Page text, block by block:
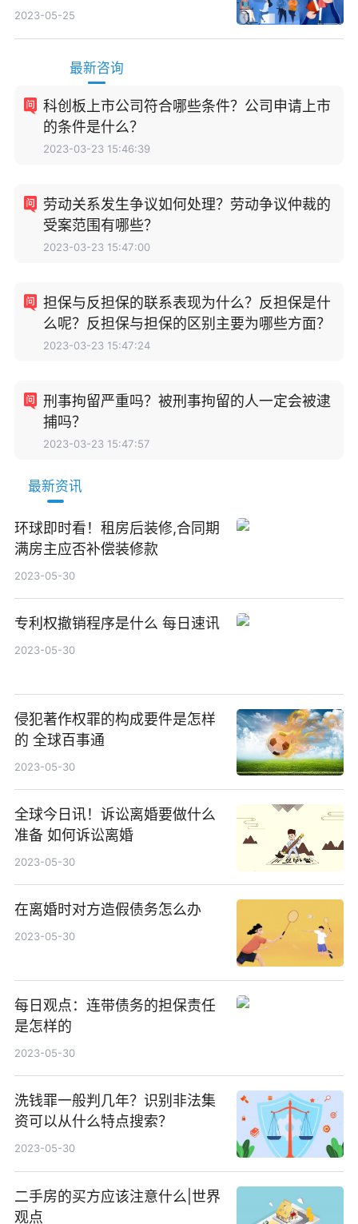
条件是什么？
2023-05-25
最新咨询
科创板上市公司符合哪些条件？公司申请上市
的条件是什么？
2023-03-23 15:46:39
劳动关系发生争议如何处理？劳动争议仲裁的
受案范围有哪些？
2023-03-23 15:47:00
担保与反担保的联系表现为什么？反担保是什
么呢？反担保与担保的区别主要为哪些方面？
2023-03-23 15:47:24
刑事拘留严重吗？被刑事拘留的人一定会被逮
捕吗？
2023-03-23 15:47:57
最新资讯
环球即时看！租房后装修,合同期
满房主应否补偿装修款
2023-05-30
专利权撤销程序是什么 每日速讯
2023-05-30
侵犯著作权罪的构成要件是怎样
的 全球百事通
2023-05-30
全球今日讯！诉讼离婚要做什么
准备 如何诉讼离婚
2023-05-30
在离婚时对方造假债务怎么办
2023-05-30
每日观点：连带债务的担保责任
是怎样的
2023-05-30
洗钱罪一般判几年？识别非法集
资可以从什么特点搜索？
2023-05-30
二手房的买方应该注意什么|世界
观点